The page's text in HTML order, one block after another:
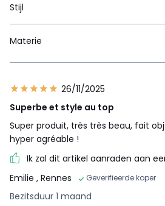
Stijl
Materie
26/11/2025
Superbe et style au top
Super produit, très très beau, fait
hyper agréable !
Ik zal dit artikel aanraden aan
Emilie , Rennes Geverifieerde koper
Bezitsduur 1 maand